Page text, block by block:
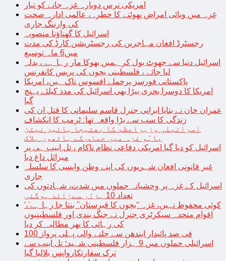
امریکی نرس دوبارہ غزہ جانے کو تیار
غزہ میں وبائی امراض پھوٹنے کا خطرہ، عالمی ادارہ صحت
کی وارننگ جاری
اسرائیل کا گھناؤنا منصوبہ
رجسٹرڈ افغان مہاجرین کی رجسٹریشن کارڈ کی مدت
میں6 ماہ توسیع
اسرائیل دنیا سے جھوٹ بول کر ہمیں بھوکا مار رہا ہے ، بدلہ
لیا جائے ، فلسطینی بچوں کی پریس کانفرنس
پاکستانی فورسز پرحملے افسوس ناک ہیں، امریکا
امریکا کا دوسرا بحری بیڑا بھی اسرائیل کی مدد کیلئے پہنچ
گیا
عمران خان نے بتایا ایرانی جنرل قاسم سلیمانی کا قتل ان کی
زندگی کا سب سے بڑا واقعہ تھا: ٹرمپ کا انکشاف
اسرائیلی وزیراعظم کا بھتیجا یائیر نیتن
یاہُو غزہ میں حماس کے ہاتھوں ہلاک
اسرائیل کو دیا گیا امریکی دفاعی نظام ناکام ، تل ابیب ہی پر
میزائل داغ دیا
غیر قانونی افغان شہریوں کی اپنے وطن واپسی کا سلسلہ
جاری
اسرائیل کے غزہ پر وحشیانہ حملوں میں شدت، شہادتوں کی
تعداد 10 ہزار سےزائد ہوگئی
‘کوئی محفوظ نہیں، غزہ “بچوں کا قبرستان” بنتا جا رہا ہے’،
اقوام متحدہ سیکرٹری جنرل نے جنگ بندی اور فلسطینیوں
کی رہائی کا پھر مطالبہ کر دیا
100 فی صد پائیدار ایندھن سے چلنے والی پہلی پرواز
اسرائیلی حملوں میں 9 ہزار فلسطینی شہید؛ تل ابیب سے
ترک سفارتکارواپس بلالیا گیا